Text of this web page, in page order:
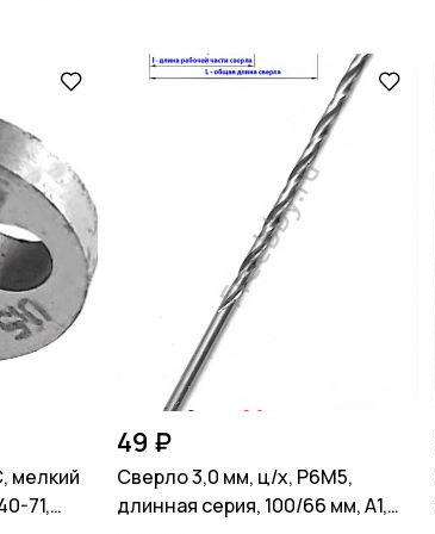
мелкий
71,
49 ₽
Сверло 3,0 мм, ц/х, Р6М5,
длинная серия, 100/66 мм, А1,